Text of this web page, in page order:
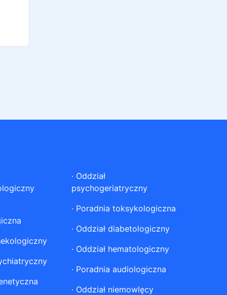
· Oddział
psychogeriatryczny
· Poradnia toksykologiczna
· Oddział diabetologiczny
· Oddział hematologiczny
· Poradnia audiologiczna
· Oddział niemowlęcy